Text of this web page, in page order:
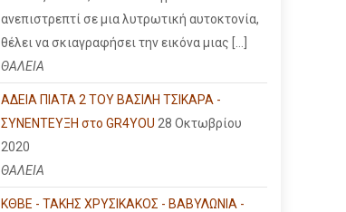
ανεπιστρεπτί σε μια λυτρωτική αυτοκτονία,
θέλει να σκιαγραφήσει την εικόνα μιας […]
ΘΑΛΕΙΑ
ΑΔΕΙΑ ΠΙΑΤΑ 2 ΤΟΥ ΒΑΣΙΛΗ ΤΣΙΚΑΡΑ -
ΣΥΝΕΝΤΕΥΞΗ στο GR4YOU 28 Οκτωβρίου
2020
ΘΑΛΕΙΑ
ΚΘΒΕ - ΤΑΚΗΣ ΧΡΥΣΙΚΑΚΟΣ - ΒΑΒΥΛΩΝΙΑ -